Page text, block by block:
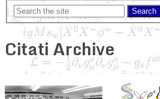
Citati Archive